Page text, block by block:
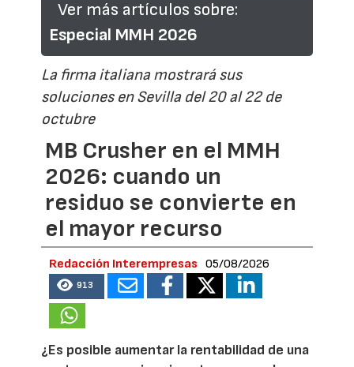
Ver más artículos sobre:
Especial MMH 2026
La firma italiana mostrará sus
soluciones en Sevilla del 20 al 22 de
octubre
MB Crusher en el MMH
2026: cuando un
residuo se convierte en
el mayor recurso
Redacción Interempresas 05/08/2026
913
¿Es posible aumentar la rentabilidad de una